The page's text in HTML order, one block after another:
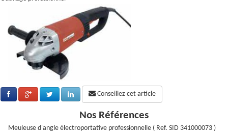
Conseillez cet article
Nos Références
Meuleuse d'angle électroportative professionnelle ( Ref. SID 341000073 )